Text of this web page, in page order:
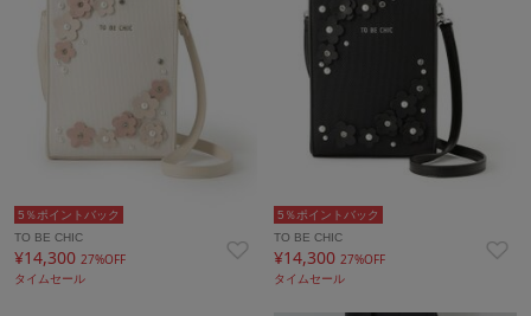
5％ポイントバック
TO BE CHIC
¥14,300 27%OFF
タイムセール
5％ポイントバック
TO BE CHIC
¥14,30027%OFF
タイムセール